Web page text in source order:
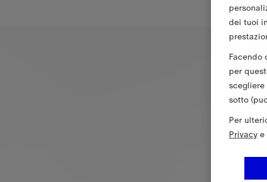
dei tuoi
Facendo
per
sotto
Per
Privacy e